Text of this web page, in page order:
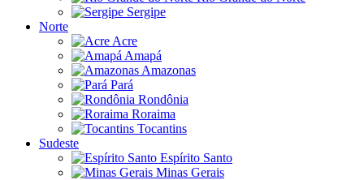
Sergipe
Norte
Acre
Amapá
Amazonas
Pará
Rondônia
Roraima
Tocantins
Sudeste
Espírito Santo
Minas Gerais